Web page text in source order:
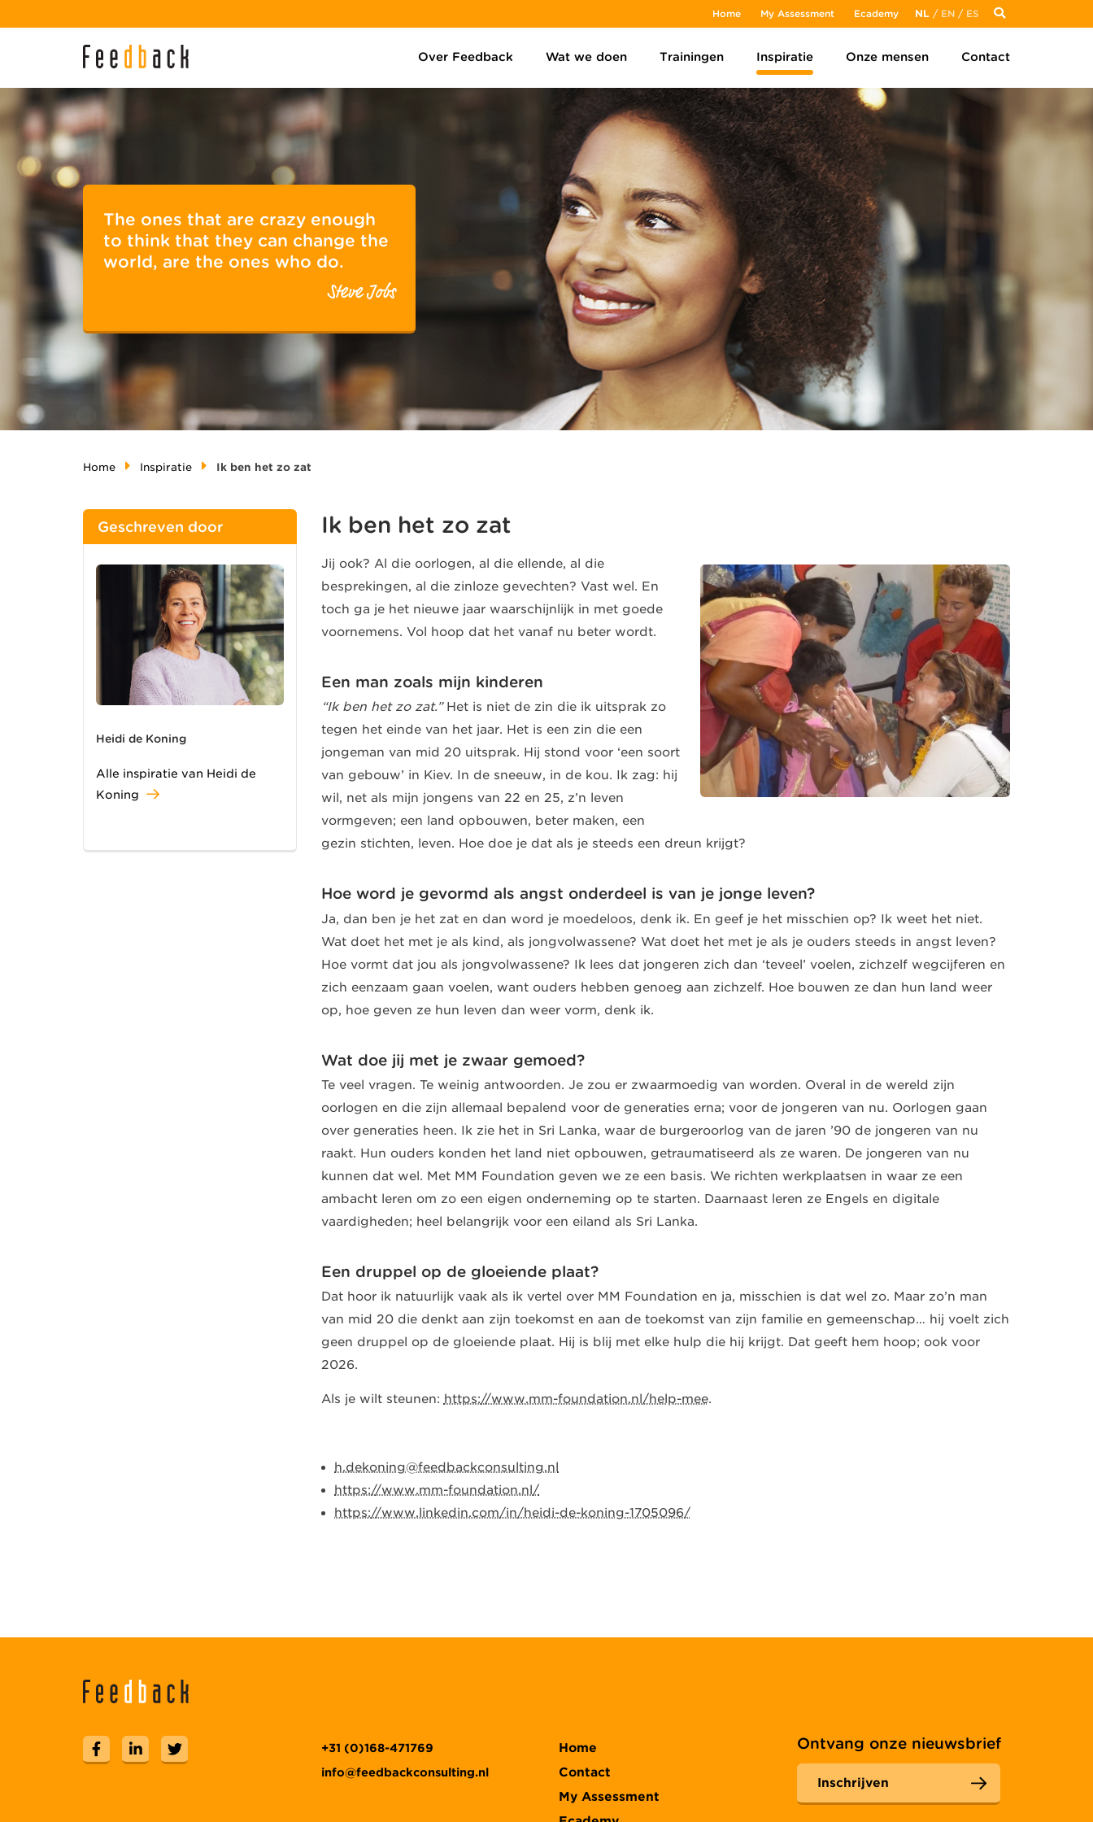
Home My Assessment Ecademy NL / EN / ES
Over Feedback Wat we doen Trainingen Inspiratie Onze mensen Contact
The ones that are crazy enough
to think that they can change the
world, are the ones who do.
Steve Jobs
Home Inspiratie Ik ben het zo zat
Ik ben het zo zat
Jij ook? Al die oorlogen, al die ellende, al die
besprekingen, al die zinloze gevechten? Vast wel. En
toch ga je het nieuwe jaar waarschijnlijk in met goede
voornemens. Vol hoop dat het vanaf nu beter wordt.
Een man zoals mijn kinderen
“Ik ben het zo zat.” Het is niet de zin die ik uitsprak zo
tegen het einde van het jaar. Het is een zin die een
jongeman van mid 20 uitsprak. Hij stond voor ‘een soort
van gebouw’ in Kiev. In de sneeuw, in de kou. Ik zag: hij
wil, net als mijn jongens van 22 en 25, z’n leven
vormgeven; een land opbouwen, beter maken, een
gezin stichten, leven. Hoe doe je dat als je steeds een dreun krijgt?
Hoe word je gevormd als angst onderdeel is van je jonge leven?
Ja, dan ben je het zat en dan word je moedeloos, denk ik. En geef je het misschien op? Ik weet het niet.
Wat doet het met je als kind, als jongvolwassene? Wat doet het met je als je ouders steeds in angst leven?
Hoe vormt dat jou als jongvolwassene? Ik lees dat jongeren zich dan ‘teveel’ voelen, zichzelf wegcijferen en
zich eenzaam gaan voelen, want ouders hebben genoeg aan zichzelf. Hoe bouwen ze dan hun land weer
op, hoe geven ze hun leven dan weer vorm, denk ik.
Wat doe jij met je zwaar gemoed?
Te veel vragen. Te weinig antwoorden. Je zou er zwaarmoedig van worden. Overal in de wereld zijn
oorlogen en die zijn allemaal bepalend voor de generaties erna; voor de jongeren van nu. Oorlogen gaan
over generaties heen. Ik zie het in Sri Lanka, waar de burgeroorlog van de jaren ’90 de jongeren van nu
raakt. Hun ouders konden het land niet opbouwen, getraumatiseerd als ze waren. De jongeren van nu
kunnen dat wel. Met MM Foundation geven we ze een basis. We richten werkplaatsen in waar ze een
ambacht leren om zo een eigen onderneming op te starten. Daarnaast leren ze Engels en digitale
vaardigheden; heel belangrijk voor een eiland als Sri Lanka.
Een druppel op de gloeiende plaat?
Dat hoor ik natuurlijk vaak als ik vertel over MM Foundation en ja, misschien is dat wel zo. Maar zo’n man
van mid 20 die denkt aan zijn toekomst en aan de toekomst van zijn familie en gemeenschap… hij voelt zich
geen druppel op de gloeiende plaat. Hij is blij met elke hulp die hij krijgt. Dat geeft hem hoop; ook voor
2026.
Als je wilt steunen: https://www.mm-foundation.nl/help-mee.
h.dekoning@feedbackconsulting.nl
https://www.mm-foundation.nl/
https://www.linkedin.com/in/heidi-de-koning-1705096/
Geschreven door
Heidi de Koning
Alle inspiratie van Heidi de
Koning
+31 (0)168-471769
info@feedbackconsulting.nl
Home
Contact
My Assessment
Ontvang onze nieuwsbrief
Inschrijven